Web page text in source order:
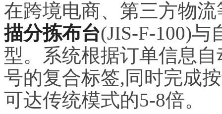
在跨境电商、第三方物
描分拣布台(JIS-F-100)
型。系统根据订单信息
号的复合标签,同时完成
可达传统模式的5-8倍。